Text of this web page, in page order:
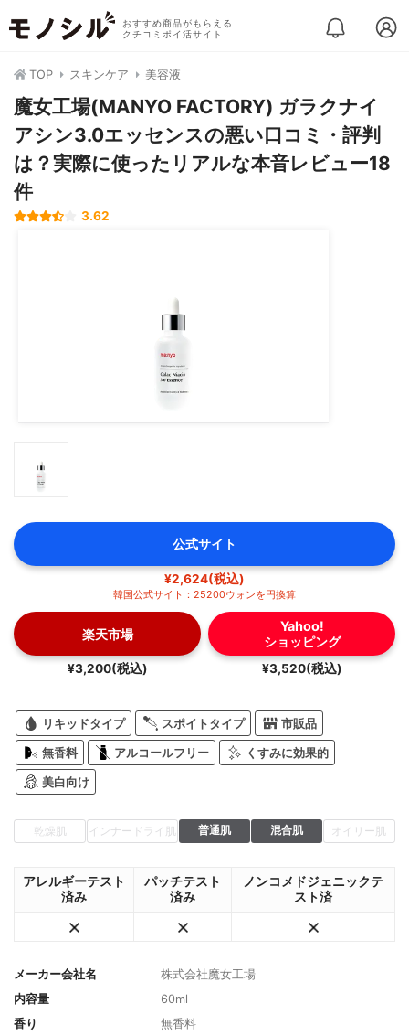
おすすめ商品がもらえる
クチコミポイ活サイト
TOP スキンケア 美容液
魔女工場(MANYO FACTORY) ガラクナイ
アシン3.0エッセンスの悪い口コミ・評判
は？実際に使ったリアルな本音レビュー18
件
3.62
公式サイト
¥2,624(税込)
韓国公式サイト：25200ウォンを円換算
楽天市場
¥3,200(税込)
Yahoo!
ショッピング
¥3,520(税込)
リキッドタイプ スポイトタイプ 市販品
無香料 アルコールフリー くすみに効果的
美白向け
乾燥肌 インナードライ肌 普通肌 混合肌 オイリー肌
アレルギーテスト
済み
パッチテスト
済み
ノンコメドジェニックテ
スト済
メーカー会社名
株式会社魔女工場
内容量
60ml
香り
無香料